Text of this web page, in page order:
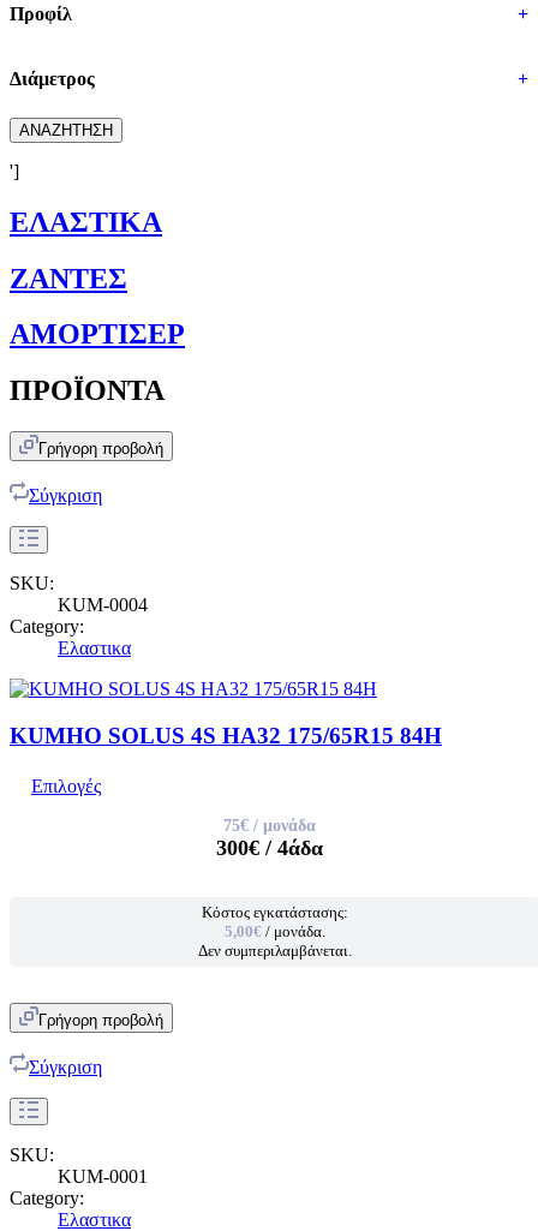
Προφίλ +
Διάμετρος +
ΑΝΑΖΗΤΗΣΗ
']
ΕΛΑΣΤΙΚΑ
ΖΑΝΤΕΣ
ΑΜΟΡΤΙΣΕΡ
ΠΡΟΪΟΝΤΑ
Γρήγορη προβολή
Σύγκριση
SKU:
KUM-0004
Category:
Ελαστικα
KUMHO SOLUS 4S HA32 175/65R15 84H
Επιλογές
75€/ μονάδα
300€/ 4άδα
Κόστος εγκατάστασης:
5,00€ / μονάδα.
Δεν συμπεριλαμβάνεται.
Γρήγορη προβολή
Σύγκριση
SKU:
KUM-0001
Category:
Ελαστικα